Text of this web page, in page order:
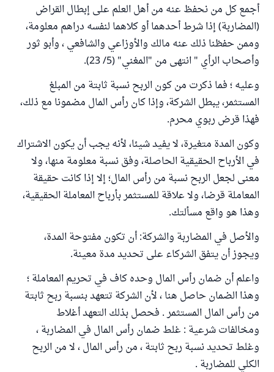
أجمع كل من نحفظ عنه من أهل العلم على إبطال القراض
(المضاربة) إذا شرط أحدهما أو كلاهما لنفسه دراهم معلومة،
وممن حفظنا ذلك عنه مالك والأوزاعي والشافعي ، وأبو ثور
وأصحاب الرأي " انتهى من "المغني" (5/ 23).
وعليه ؛ فما ذكرت من كون الربح نسبة ثابتة من المبلغ
المستثمر، يبطل الشركة، وإذا كان رأس المال مضمونا مع ذلك،
فهذا قرض ربوي محرم.
وكون المدة متغيرة، لا يفيد شيئا، لأنه يجب أن يكون الاشتراك
في الأرباح الحقيقية الحاصلة، وفق نسبة معلومة منها، ولا
معنى لجعل الربح نسبة من رأس المال؛ إلا إذا كانت حقيقة
المعاملة قرضا، ولا علاقة للمستثمر بأرباح المعاملة الحقيقية،
وهذا هو واقع مسألتك.
والأصل في المضاربة والشركة: أن تكون مفتوحة المدة،
ويجوز أن يتفق الشركاء على تحديد مدة معينة.
واعلم أن ضمان رأس المال وحده كاف في تحريم المعاملة ؛
وهذا الضمان حاصل هنا ، لأن الشركة تتعهد بنسبة ربح ثابتة
من رأس المال المستثمر . فحصل بذلك التعهد أغلاط
ومخالفات شرعية : غلط ضمان رأس المال في المضاربة ،
وغلط تحديد نسبة ربح ثابتة ، من رأس المال ، لا من الربح
الكلي للمضاربة .